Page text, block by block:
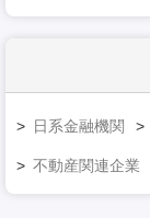
日系金融機関
不動産関連企業